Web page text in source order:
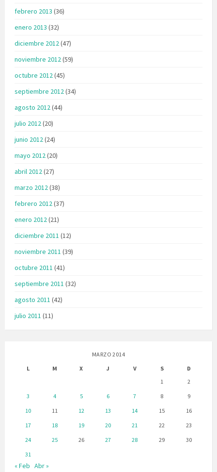
febrero 2013 (36)
enero 2013 (32)
diciembre 2012(47)
noviembre 2012(59)
octubre 2012(45)
septiembre 2012(34)
agosto 2012(44)
julio 2012(20)
junio 2012(24)
mayo 2012(20)
abril 2012(27)
marzo 2012(38)
febrero 2012(37)
enero 2012(21)
diciembre 2011 (12)
noviembre 2011 (39)
octubre 2011 (41)
septiembre 2011 (32)
agosto 2011 (42)
julio 2011 (11)
MARZO 2014
L
M X J V S
D
1
2
3
4 5 6 7 8
9
10
11 12 13 14 15
16
17
18 19 20 21 22
23
24
25 26 27 28 29
30
31
« Feb Abr »